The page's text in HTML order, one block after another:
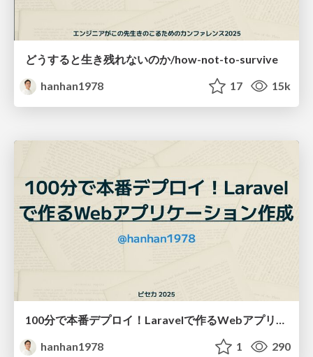
どうすると生き残れないのか/how-not-to-survive
hanhan1978
17 15k
hanhan1978
1 290